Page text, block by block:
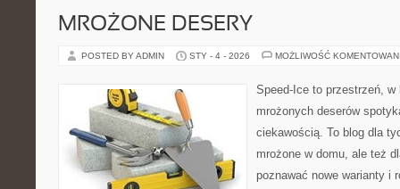
MROŻONE DESERY
POSTED BY ADMIN STY - 4 - 2026 MOŻLIWOŚĆ
Speed-Ice to przestrzeń,
mrożonych deserów
ciekawością. To blog dla
mrożone w domu, ale też
poznawać nowe warianty i